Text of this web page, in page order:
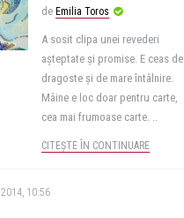
de Emilia Toros
A sosit clipa unei revederi
așteptate și promise. E ceas de
dragoste și de mare întâlnire.
Mâine e loc doar pentru carte,
cea mai frumoase carte. ..
CITEȘTE ÎN CONTINUARE
10:56